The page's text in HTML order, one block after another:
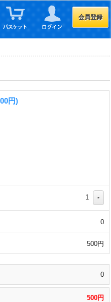
会員登録
円)
1 -
0
500円
0
500円